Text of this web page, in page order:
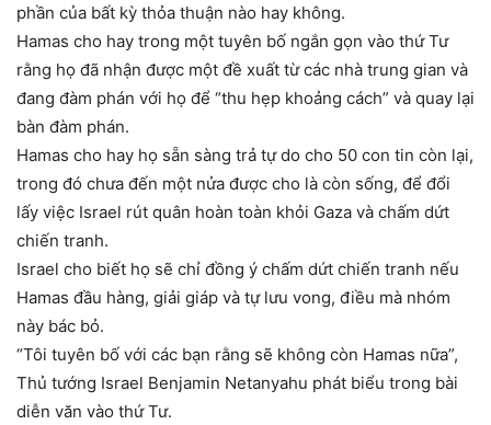
phần của bất kỳ thỏa thuận nào hay không.
Hamas cho hay trong một tuyên bố ngắn gọn vào thứ Tư
rằng họ đã nhận được một đề xuất từ ​​các nhà trung gian và
đang đàm phán với họ để “thu hẹp khoảng cách” và quay lại
bàn đàm phán.
Hamas cho hay họ sẵn sàng trả tự do cho 50 con tin còn lại,
trong đó chưa đến một nửa được cho là còn sống, để đổi
lấy việc Israel rút quân hoàn toàn khỏi Gaza và chấm dứt
chiến tranh.
Israel cho biết họ sẽ chỉ đồng ý chấm dứt chiến tranh nếu
Hamas đầu hàng, giải giáp và tự lưu vong, điều mà nhóm
này bác bỏ.
“Tôi tuyên bố với các bạn rằng sẽ không còn Hamas nữa”,
Thủ tướng Israel Benjamin Netanyahu phát biểu trong bài
diễn văn vào thứ Tư.